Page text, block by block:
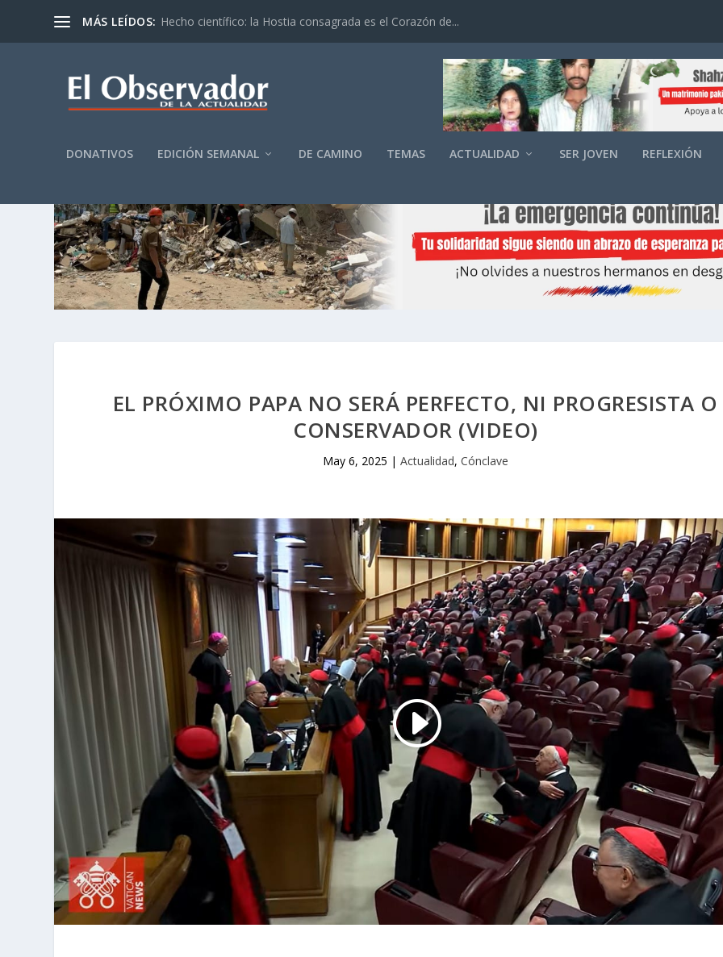
MÁS LEÍDOS: Hecho científico: la Hostia consagrada es el Corazón de...
DONATIVOS EDICIÓN SEMANAL DE CAMINO TEMAS ACTUALIDAD SER JOVEN REFLEXIÓN
EL PRÓXIMO PAPA NO SERÁ PERFECTO, NI PROGRESISTA O
CONSERVADOR (VIDEO)
May 6, 2025 | Actualidad, Cónclave